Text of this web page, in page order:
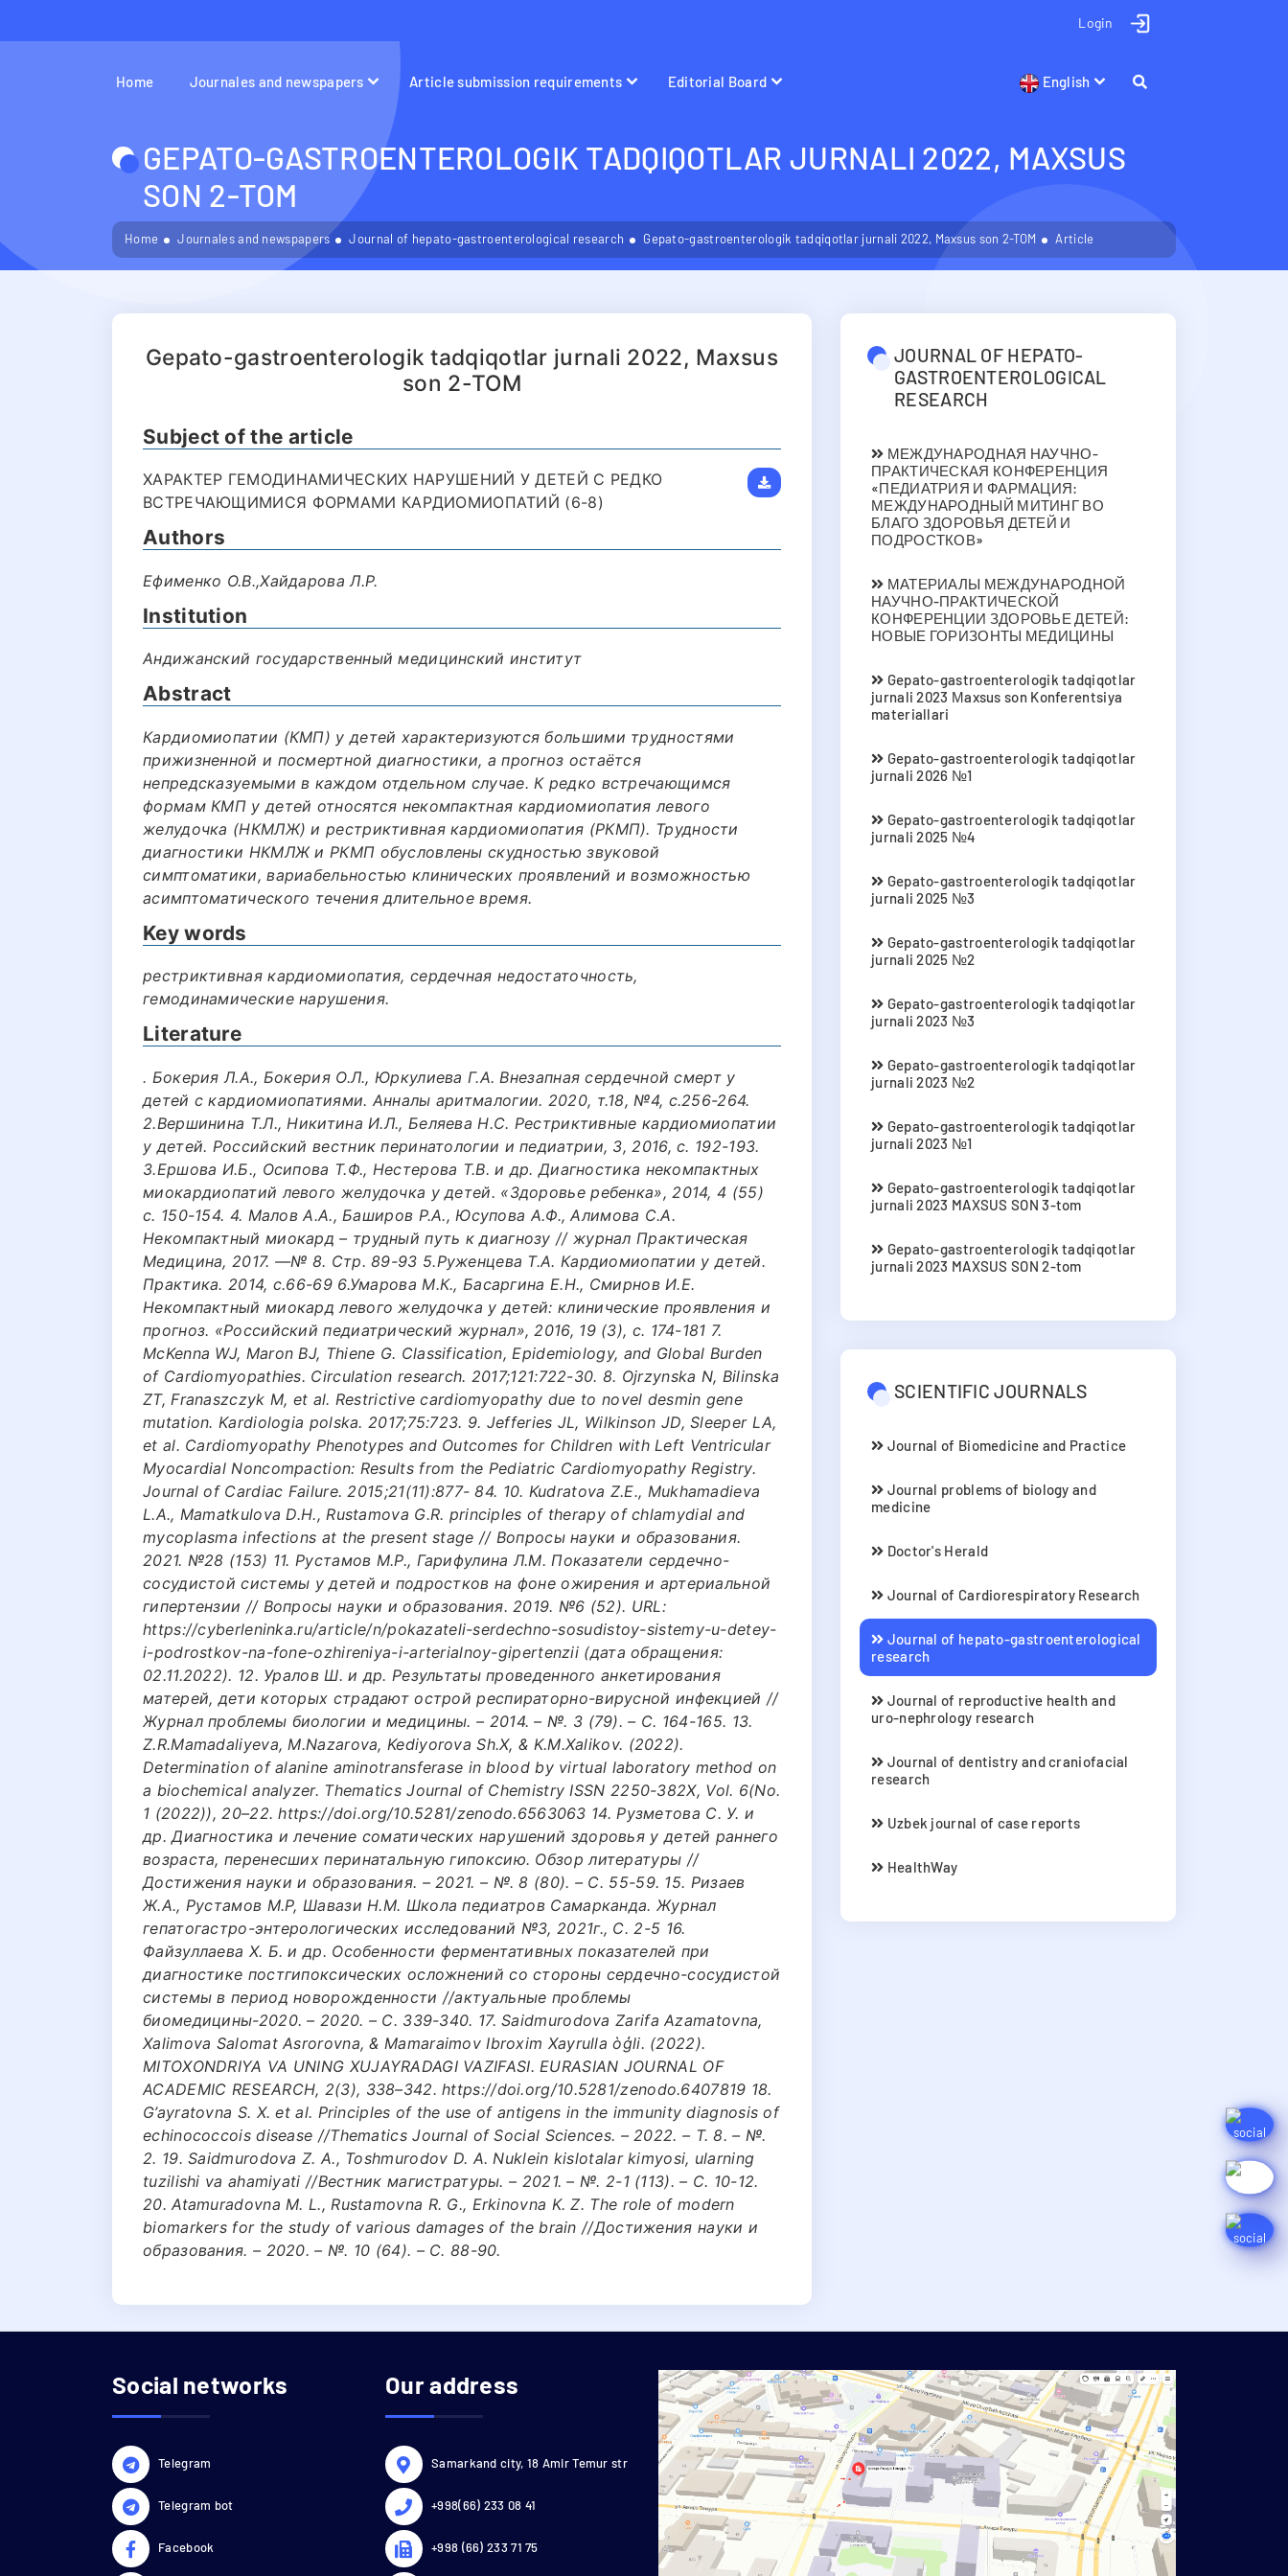
Login
Home Journales and newspapers Article submission requirements Editorial Board English
GEPATO-GASTROENTEROLOGIK TADQIQOTLAR JURNALI 2022, MAXSUS
SON 2-TOM
Home Journales and newspapers Journal of hepato-gastroenterological research Gepato-gastroenterologik tadqiqotlar jurnali 2022, Maxsus son 2-TOM Article
Gepato-gastroenterologik tadqiqotlar jurnali 2022, Maxsus
son 2-TOM
Subject of the article
ХАРАКТЕР ГЕМОДИНАМИЧЕСКИХ НАРУШЕНИЙ У ДЕТЕЙ С РЕДКО
ВСТРЕЧАЮЩИМИСЯ ФОРМАМИ КАРДИОМИОПАТИЙ (6-8)
Authors
Ефименко О.В.,Хайдарова Л.Р.
Institution
Андижанский государственный медицинский институт
Abstract
Кардиомиопатии (КМП) у детей характеризуются большими трудностями
прижизненной и посмертной диагностики, а прогноз остаётся
непредсказуемыми в каждом отдельном случае. К редко встречающимся
формам КМП у детей относятся некомпактная кардиомиопатия левого
желудочка (НКМЛЖ) и рестриктивная кардиомиопатия (РКМП). Трудности
диагностики НКМЛЖ и РКМП обусловлены скудностью звуковой
симптоматики, вариабельностью клинических проявлений и возможностью
асимптоматического течения длительное время.
Key words
рестриктивная кардиомиопатия, сердечная недостаточность,
гемодинамические нарушения.
Literature
. Бокерия Л.А., Бокерия О.Л., Юркулиева Г.А. Внезапная сердечной смерт у
детей с кардиомиопатиями. Анналы аритмалогии. 2020, т.18, №4, с.256-264.
2.Вершинина Т.Л., Никитина И.Л., Беляева Н.С. Рестриктивные кардиомиопатии
у детей. Российский вестник перинатологии и педиатрии, 3, 2016, с. 192-193.
3.Ершова И.Б., Осипова Т.Ф., Нестерова Т.В. и др. Диагностика некомпактных
миокардиопатий левого желудочка у детей. «Здоровье ребенка», 2014, 4 (55)
с. 150-154. 4. Малов А.А., Баширов Р.А., Юсупова А.Ф., Алимова С.А.
Некомпактный миокард – трудный путь к диагнозу // журнал Практическая
Медицина, 2017. —№ 8. Стр. 89-93 5.Руженцева Т.А. Кардиомиопатии у детей.
Практика. 2014, с.66-69 6.Умарова М.К., Басаргина Е.Н., Смирнов И.Е.
Некомпактный миокард левого желудочка у детей: клинические проявления и
прогноз. «Российский педиатрический журнал», 2016, 19 (3), с. 174-181 7.
McKenna WJ, Maron BJ, Thiene G. Classification, Epidemiology, and Global Burden
of Cardiomyopathies. Circulation research. 2017;121:722-30. 8. Ojrzynska N, Bilinska
ZT, Franaszczyk M, et al. Restrictive cardiomyopathy due to novel desmin gene
mutation. Kardiologia polska. 2017;75:723. 9. Jefferies JL, Wilkinson JD, Sleeper LA,
et al. Cardiomyopathy Phenotypes and Outcomes for Children with Left Ventricular
Myocardial Noncompaction: Results from the Pediatric Cardiomyopathy Registry.
Journal of Cardiac Failure. 2015;21(11):877- 84. 10. Kudratova Z.E., Mukhamadieva
L.A., Mamatkulova D.H., Rustamova G.R. principles of therapy of chlamydial and
mycoplasma infections at the present stage // Вопросы науки и образования.
2021. №28 (153) 11. Рустамов М.Р., Гарифулина Л.М. Показатели сердечно-
сосудистой системы у детей и подростков на фоне ожирения и артериальной
гипертензии // Вопросы науки и образования. 2019. №6 (52). URL:
https://cyberleninka.ru/article/n/pokazateli-serdechno-sosudistoy-sistemy-u-detey-
i-podrostkov-na-fone-ozhireniya-i-arterialnoy-gipertenzii (дата обращения:
02.11.2022). 12. Уралов Ш. и др. Результаты проведенного анкетирования
матерей, дети которых страдают острой респираторно-вирусной инфекцией //
Журнал проблемы биологии и медицины. – 2014. – №. 3 (79). – С. 164-165. 13.
Z.R.Mamadaliyeva, M.Nazarova, Kediyorova Sh.X, & K.M.Xalikov. (2022).
Determination of alanine aminotransferase in blood by virtual laboratory method on
a biochemical analyzer. Thematics Journal of Chemistry ISSN 2250-382X, Vol. 6(No.
1 (2022)), 20–22. https://doi.org/10.5281/zenodo.6563063 14. Рузметова С. У. и
др. Диагностика и лечение соматических нарушений здоровья у детей раннего
возраста, перенесших перинатальную гипоксию. Обзор литературы //
Достижения науки и образования. – 2021. – №. 8 (80). – С. 55-59. 15. Ризаев
Ж.А., Рустамов М.Р, Шавази Н.М. Школа педиатров Самарканда. Журнал
гепатогастро-энтерологических исследований №3, 2021г., С. 2-5 16.
Файзуллаева Х. Б. и др. Особенности ферментативных показателей при
диагностике постгипоксических осложнений со стороны сердечно-сосудистой
системы в период новорожденности //актуальные проблемы
биомедицины-2020. – 2020. – С. 339-340. 17. Saidmurodova Zarifa Azamatovna,
Xalimova Salomat Asrorovna, & Mamaraimov Ibroxim Xayrulla òģli. (2022).
MITOXONDRIYA VA UNING XUJAYRADAGI VAZIFASI. EURASIAN JOURNAL OF
ACADEMIC RESEARCH, 2(3), 338–342. https://doi.org/10.5281/zenodo.6407819 18.
G’ayratovna S. X. et al. Principles of the use of antigens in the immunity diagnosis of
echinococcois disease //Thematics Journal of Social Sciences. – 2022. – Т. 8. – №.
2. 19. Saidmurodova Z. A., Toshmurodov D. A. Nuklein kislotalar kimyosi, ularning
tuzilishi va ahamiyati //Вестник магистратуры. – 2021. – №. 2-1 (113). – С. 10-12.
20. Atamuradovna M. L., Rustamovna R. G., Erkinovna K. Z. The role of modern
biomarkers for the study of various damages of the brain //Достижения науки и
образования. – 2020. – №. 10 (64). – С. 88-90.
JOURNAL OF HEPATO-
GASTROENTEROLOGICAL
RESEARCH
МЕЖДУНАРОДНАЯ НАУЧНО-
ПРАКТИЧЕСКАЯ КОНФЕРЕНЦИЯ
«ПЕДИАТРИЯ И ФАРМАЦИЯ:
МЕЖДУНАРОДНЫЙ МИТИНГ ВО
БЛАГО ЗДОРОВЬЯ ДЕТЕЙ И
ПОДРОСТКОВ»
МАТЕРИАЛЫ МЕЖДУНАРОДНОЙ
НАУЧНО-ПРАКТИЧЕСКОЙ
КОНФЕРЕНЦИИ ЗДОРОВЬЕ ДЕТЕЙ:
НОВЫЕ ГОРИЗОНТЫ МЕДИЦИНЫ
Gepato-gastroenterologik tadqiqotlar
jurnali 2023 Мaxsus son Konferentsiya
materiallari
Gepato-gastroenterologik tadqiqotlar
jurnali 2026 №1
Gepato-gastroenterologik tadqiqotlar
jurnali 2025 №4
Gepato-gastroenterologik tadqiqotlar
jurnali 2025 №3
Gepato-gastroenterologik tadqiqotlar
jurnali 2025 №2
Gepato-gastroenterologik tadqiqotlar
jurnali 2023 №3
Gepato-gastroenterologik tadqiqotlar
jurnali 2023 №2
Gepato-gastroenterologik tadqiqotlar
jurnali 2023 №1
Gepato-gastroenterologik tadqiqotlar
jurnali 2023 MAXSUS SON 3-tom
Gepato-gastroenterologik tadqiqotlar
jurnali 2023 MAXSUS SON 2-tom
SCIENTIFIC JOURNALS
Journal of Biomedicine and Practice
Journal problems of biology and
medicine
Doctor's Herald
Journal of Cardiorespiratory Research
Journal of hepato-gastroenterological
research
Journal of reproductive health and
uro-nephrology research
Journal of dentistry and craniofacial
research
Uzbek journal of case reports
HealthWay
Social networks
Telegram
Telegram bot
Facebook
Our address
Samarkand city, 18 Amir Temur str
+998(66) 233 08 41
+998 (66) 233 71 75